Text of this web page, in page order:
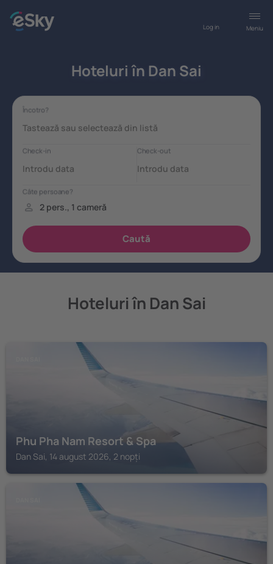
Meniu
Log in
Hoteluri în Dan Sai
Hoteluri în Dan Sai
Phu Pha Nam Resort & Spa
Dan Sai, 14 august 2026, 2 nopți